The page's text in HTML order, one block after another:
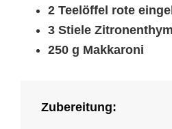
2 Teelöffel rote
3 Stiele
250 g Makkaroni
Zubereitung: